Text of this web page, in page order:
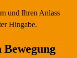
und Ihren Anlass
Hingabe.